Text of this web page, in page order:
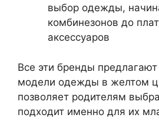
выбор одежды,
комбинезонов до
аксессуаров
Все эти бренды
модели одежды в желтом
позволяет родителям
подходит именно для их